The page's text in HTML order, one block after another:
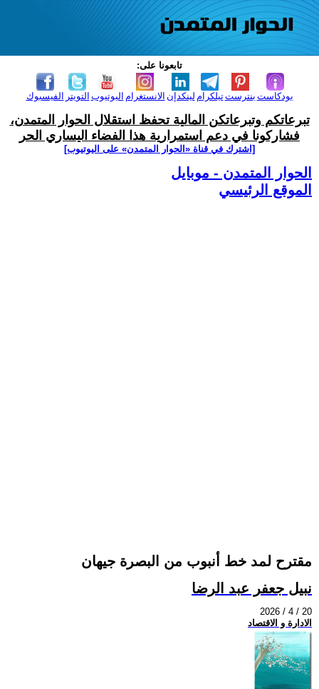
تابعونا على:
الفيسبوك التويتر اليوتيوب الانستغرام لينكدإن تيلكرامبنترست بودكاست
تبرعاتكم وتبرعاتكن المالية تحفظ استقلال الحوار المتمدن،
فشاركونا في دعم استمرارية هذا الفضاء اليساري الحر
[اشترك في قناة ‫«الحوار المتمدن» على اليوتيوب]
الحوار المتمدن - موبايل
الموقع الرئيسي
مقترح لمد خط أنبوب من البصرة جيهان
نبيل جعفر عبد الرضا
2026 / 4 / 20
الادارة و الاقتصاد